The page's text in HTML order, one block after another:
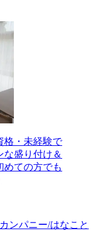
格・未経験で
な盛り付け＆
めての方でも
ンパニー/はなこと